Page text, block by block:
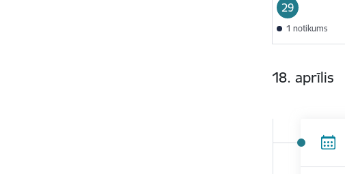
29
1 notikums
18. aprīlis